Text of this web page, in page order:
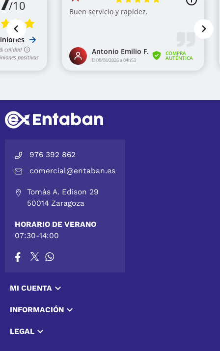
976 392 862
comercial@entaban.es
Tomás A. Edison 29
50014 Zaragoza
HORARIO DE VERANO
07:30-14:00
MI CUENTA 
INFORMACIÓN 
LEGAL 